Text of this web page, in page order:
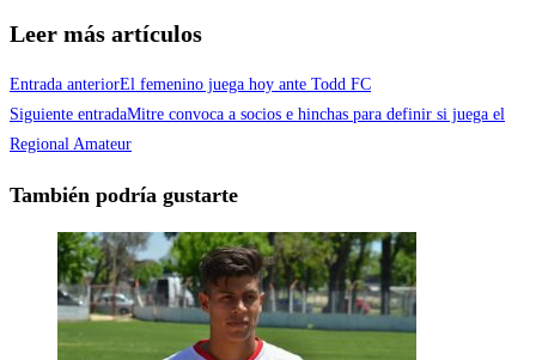
Leer más artículos
Entrada anteriorEl femenino juega hoy ante Todd FC
Siguiente entradaMitre convoca a socios e hinchas para definir si juega el
Regional Amateur
También podría gustarte